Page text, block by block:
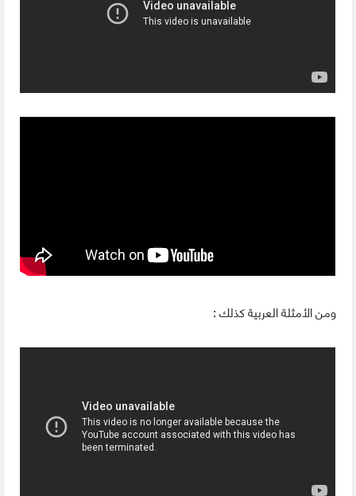
ومن الأمثلة العربية كذلك :